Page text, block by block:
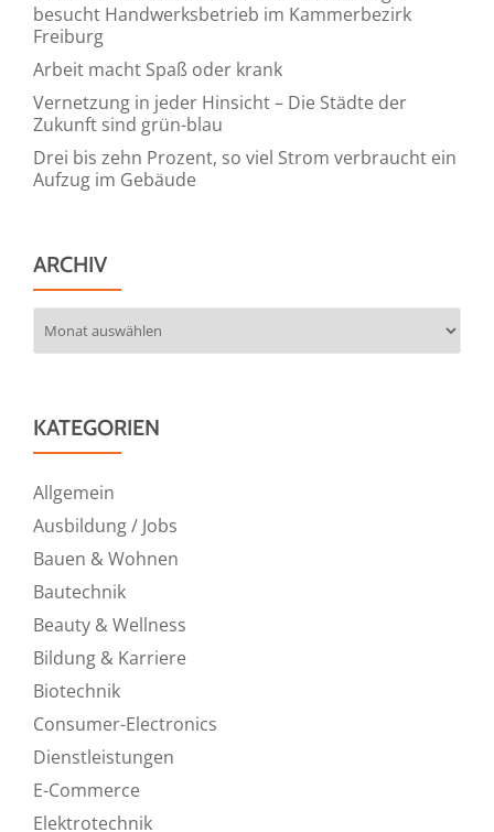
besucht Handwerksbetrieb im Kammerbezirk
Freiburg
Arbeit macht Spaß oder krank
Vernetzung in jeder Hinsicht – Die Städte der
Zukunft sind grün-blau
Drei bis zehn Prozent, so viel Strom verbraucht ein
Aufzug im Gebäude
ARCHIV
KATEGORIEN
Allgemein
Ausbildung / Jobs
Bauen & Wohnen
Bautechnik
Beauty & Wellness
Bildung & Karriere
Biotechnik
Consumer-Electronics
Dienstleistungen
E-Commerce
Elektrotechnik